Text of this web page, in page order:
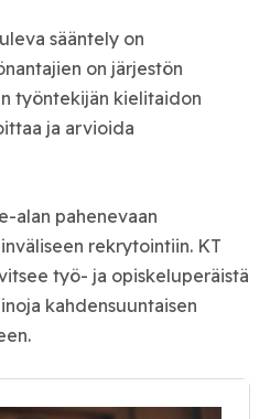
sääntely on
on järjestön
työntekijän kielitaidon
ja arvioida
alan pahenevaan
rekrytointiin. KT
työ- ja opiskeluperäistä
kahdensuuntaisen